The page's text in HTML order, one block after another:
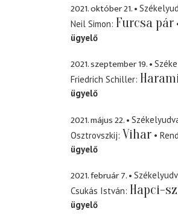
2021. október 21.
Neil Simon Furcsa pár
ügyelő
2021. szeptember 19.
Friedrich Schiller
ügyelő
2021. május 22.
Osztrovszkij Vihar
ügyelő
2021. február 7.
Csukás István Hapci-
ügyelő